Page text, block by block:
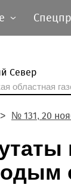
областная
№ 131, 20